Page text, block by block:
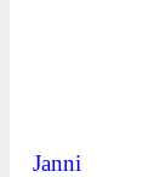
Janni